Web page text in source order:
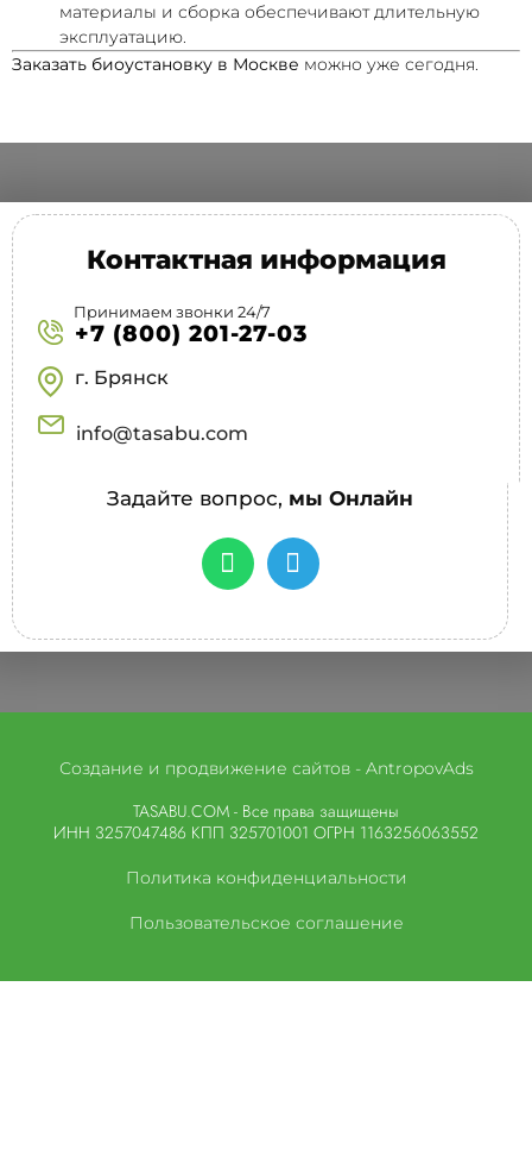
материалы и сборка обеспечивают длительную
эксплуатацию.
Заказать биоустановку в Москве можно уже сегодня.
Контактная информация
Принимаем звонки 24/7
+7 (800) 201-27-03
г. Брянск
info@tasabu.com
Задайте вопрос, мы Онлайн
Создание и продвижение сайтов - AntropovAds
TASABU.COM - Все права защищены
ИНН 3257047486 КПП 325701001 ОГРН 1163256063552
Политика конфиденциальности
Пользовательское соглашение